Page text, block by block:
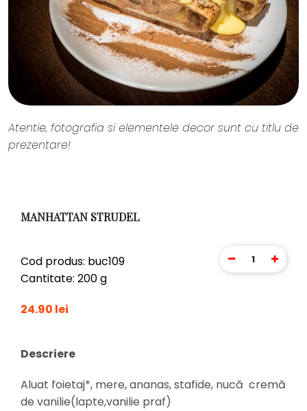
Atentie, fotografia si elementele decor sunt cu titlu de
prezentare!
MANHATTAN STRUDEL
Cod produs: buc109
Cantitate: 200 g
24.90 lei
1
Descriere
Aluat foietaj*, mere, ananas, stafide, nucă cremă
de vanilie(lapte,vanilie praf)